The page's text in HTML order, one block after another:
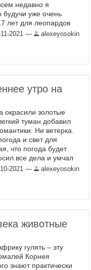
недавно я
будучи уже очень
лет для леопардов
– Лориан
...
2021 — alexeyosokin
утро на
окрасили золотые
туман добавил
Ни ветерка.
и свет для
что погода будет
все дела и умчал
области в район
2021 — alexeyosokin
животные
гулять – эту
Корнея
знают практически